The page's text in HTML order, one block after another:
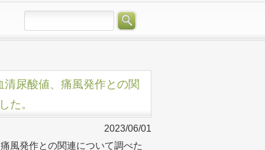
尿酸値、痛風発作との関
た。
2023/06/01
風発作との関連について調べた